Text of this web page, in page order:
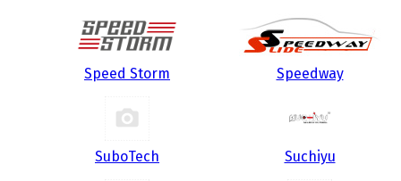
Speed Storm Speedway
SuboTech Suchiyu